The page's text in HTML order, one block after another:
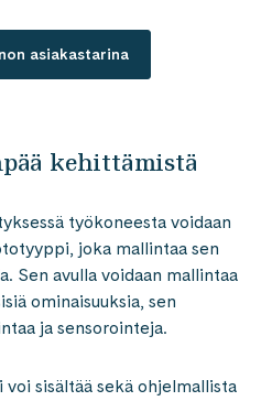
asiakastarina
kehittämistä
työkoneesta voidaan
joka mallintaa sen
Sen avulla voidaan mallintaa
ominaisuuksia, sen
ja sensorointeja.
sisältää sekä ohjelmallista